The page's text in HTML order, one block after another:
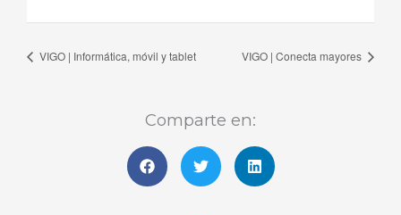
VIGO | Informática, móvil y tablet VIGO | Conecta mayores
Comparte en: